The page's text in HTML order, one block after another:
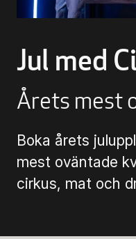
Program och biljetter
Biljettinformation
Att köpa biljett
Köp- &
Jul med
Årets mest
Boka årets
mest oväntade
cirkus, mat och